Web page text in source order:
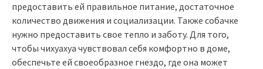
предоставить ей правильное питание, достаточное
количество движения и социализации. Также собачке
нужно предоставить свое тепло и заботу. Для того,
чтобы чихуахуа чувствовал себя комфортно в доме,
обеспечьте ей своеобразное гнездо, где она может